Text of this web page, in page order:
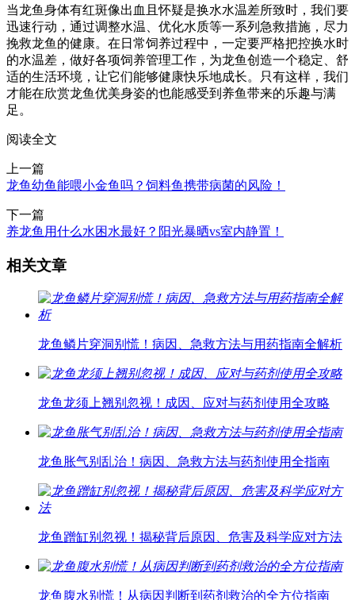
当龙鱼身体有红斑像出血且怀疑是换水水温差所致时，我们要
迅速行动，通过调整水温、优化水质等一系列急救措施，尽力
挽救龙鱼的健康。在日常饲养过程中，一定要严格把控换水时
的水温差，做好各项饲养管理工作，为龙鱼创造一个稳定、舒
适的生活环境，让它们能够健康快乐地成长。只有这样，我们
才能在欣赏龙鱼优美身姿的也能感受到养鱼带来的乐趣与满
足。
阅读全文
上一篇
龙鱼幼鱼能喂小金鱼吗？饲料鱼携带病菌的风险！
下一篇
养龙鱼用什么水困水最好？阳光暴晒vs室内静置！
相关文章
龙鱼鳞片穿洞别慌！病因、急救方法与用药指南全解析
龙鱼龙须上翘别忽视！成因、应对与药剂使用全攻略
龙鱼胀气别乱治！病因、急救方法与药剂使用全指南
龙鱼蹭缸别忽视！揭秘背后原因、危害及科学应对方法
龙鱼腹水别慌！从病因判断到药剂救治的全方位指南